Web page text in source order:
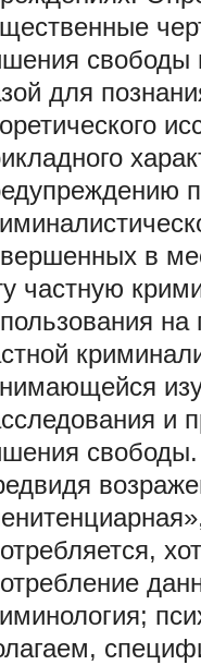
свободы
для
в
частную
и
свободы.